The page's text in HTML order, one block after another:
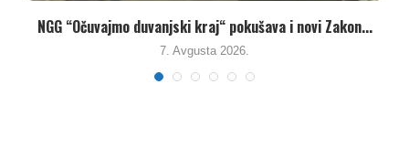
Umanjenjem vodnih naknada vlasti u Republici Srpskoj
pune...
7. Avgusta 2026.